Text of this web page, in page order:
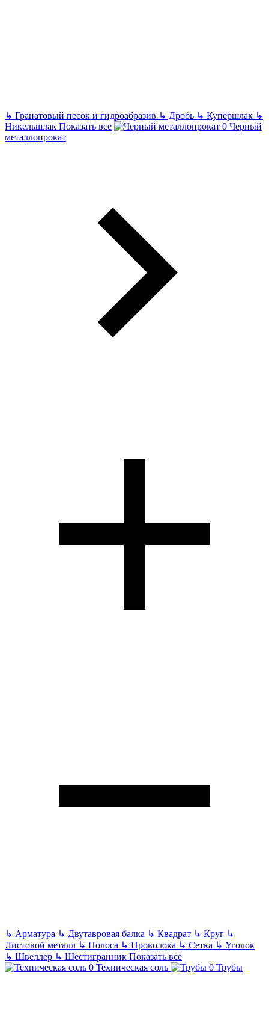
↳ Гранатовый песок и гидроабразив ↳ Дробь ↳ Купершлак ↳
Никельшлак Показать все
Черный
металлопрокат
↳ Арматура ↳ Двутавровая балка ↳ Квадрат ↳ Круг ↳
Листовой металл ↳ Полоса ↳ Проволока ↳ Сетка ↳ Уголок
↳ Швеллер ↳ Шестигранник Показать все
Техническая соль
Трубы